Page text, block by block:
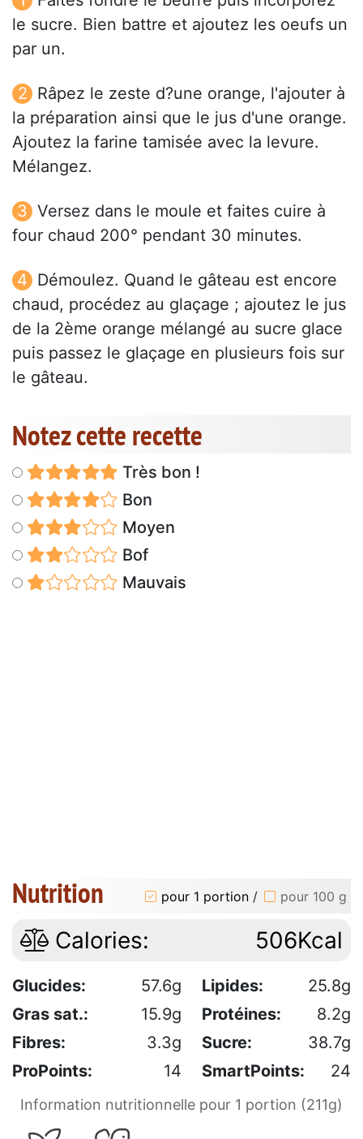
le sucre. Bien battre et ajoutez les oeufs un
par un.
Râpez le zeste d?une orange, l'ajouter à
la préparation ainsi que le jus d'une orange.
Ajoutez la farine tamisée avec la levure.
Mélangez.
Versez dans le moule et faites cuire à
four chaud 200° pendant 30 minutes.
Démoulez. Quand le gâteau est encore
chaud, procédez au glaçage ; ajoutez le jus
de la 2ème orange mélangé au sucre glace
puis passez le glaçage en plusieurs fois sur
le gâteau.
Notez cette recette
Très bon !
Bon
Moyen
Bof
Mauvais
Nutrition pour 1 portion / pour 100 g
Calories: 506Kcal
Glucides: 57.6g Lipides:
25.8g
Gras sat.:
15.9g Protéines:
8.2g
Fibres:
3.3g Sucre:
38.7g
ProPoints:
14 SmartPoints: 24
Information nutritionnelle pour 1 portion (211g)